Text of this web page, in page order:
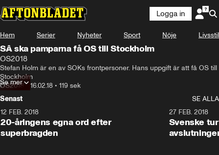
Logga in
Hem Serier Nyheter Sport Nöje Livsstil
SÅ ska pamparna få OS till Stockholm
OS2018
Stefan Holm är en av SOKs frontpersoner. Hans uppgift är att få OS till
Stockholm
OS2018• 16.02.18 • 119 sek
Se mer
Senast
SE ALLA
12 FEB. 2018
20-åringens egna ord efter
superbragden
27 FEB. 2018
Svenske